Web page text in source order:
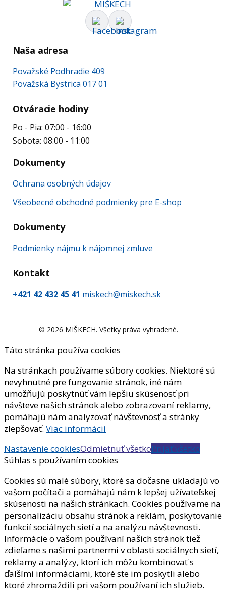
Naša adresa
Považské Podhradie 409
Považská Bystrica 017 01
Otváracie hodiny
Po - Pia: 07:00 - 16:00
Sobota: 08:00 - 11:00
Dokumenty
Ochrana osobných údajov
Všeobecné obchodné podmienky pre E-shop
Dokumenty
Podmienky nájmu k nájomnej zmluve
Kontakt
+421 42 432 45 41 miskech@miskech.sk
© 2026 MIŠKECH. Všetky práva vyhradené.
Táto stránka používa cookies
Na stránkach používame súbory cookies. Niektoré sú
nevyhnutné pre fungovanie stránok, iné nám
umožňujú poskytnúť vám lepšiu skúsenosť pri
návšteve našich stránok alebo zobrazovaní reklamy,
pomáhajú nám analyzovať návštevnosť a stránky
zlepšovať. Viac informácií
Nastavenie cookiesOdmietnuť všetkoPrijať všetko
Súhlas s používaním cookies
Cookies sú malé súbory, ktoré sa dočasne ukladajú vo
vašom počítači a pomáhajú nám k lepšej užívateľskej
skúsenosti na našich stránkach. Cookies používame na
personalizáciu obsahu stránok a reklám, poskytovanie
funkcií sociálnych sietí a na analýzu návštevnosti.
Informácie o vašom používaní našich stránok tiež
zdieľame s našimi partnermi v oblasti sociálnych sietí,
reklamy a analýzy, ktorí ich môžu kombinovať s
ďalšími informáciami, ktoré ste im poskytli alebo
ktoré zhromaždili pri vašom používaní ich služieb.